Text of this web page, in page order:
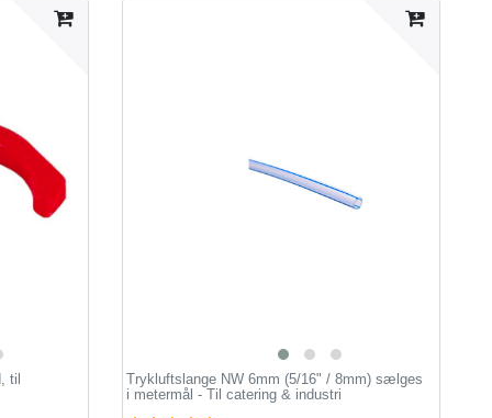
til
Trykluftslange NW 6mm (5/16" / 8mm) sælges
i metermål - Til catering & industri